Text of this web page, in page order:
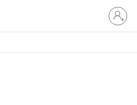
Logga
in
på
konto